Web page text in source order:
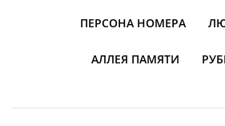
кижиниң Ада-чуртун камгалаар
ПЕРСОНА НОМЕРА
АЛЛЕЯ ПАМЯТИ